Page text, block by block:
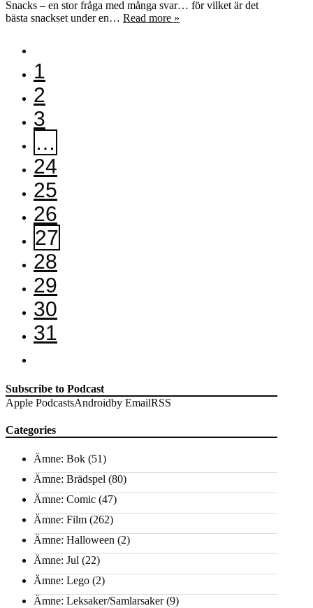
Snacks – en stor fråga med många svar… för vilket är det
bästa snackset under en… Read more »
1
2
3
…
24
25
26
27
28
29
30
31
Subscribe to Podcast
Apple PodcastsAndroidby EmailRSS
Categories
Ämne: Bok (51)
Ämne: Brädspel (80)
Ämne: Comic (47)
Ämne: Film (262)
Ämne: Halloween (2)
Ämne: Jul (22)
Ämne: Lego (2)
Ämne: Leksaker/Samlarsaker(9)